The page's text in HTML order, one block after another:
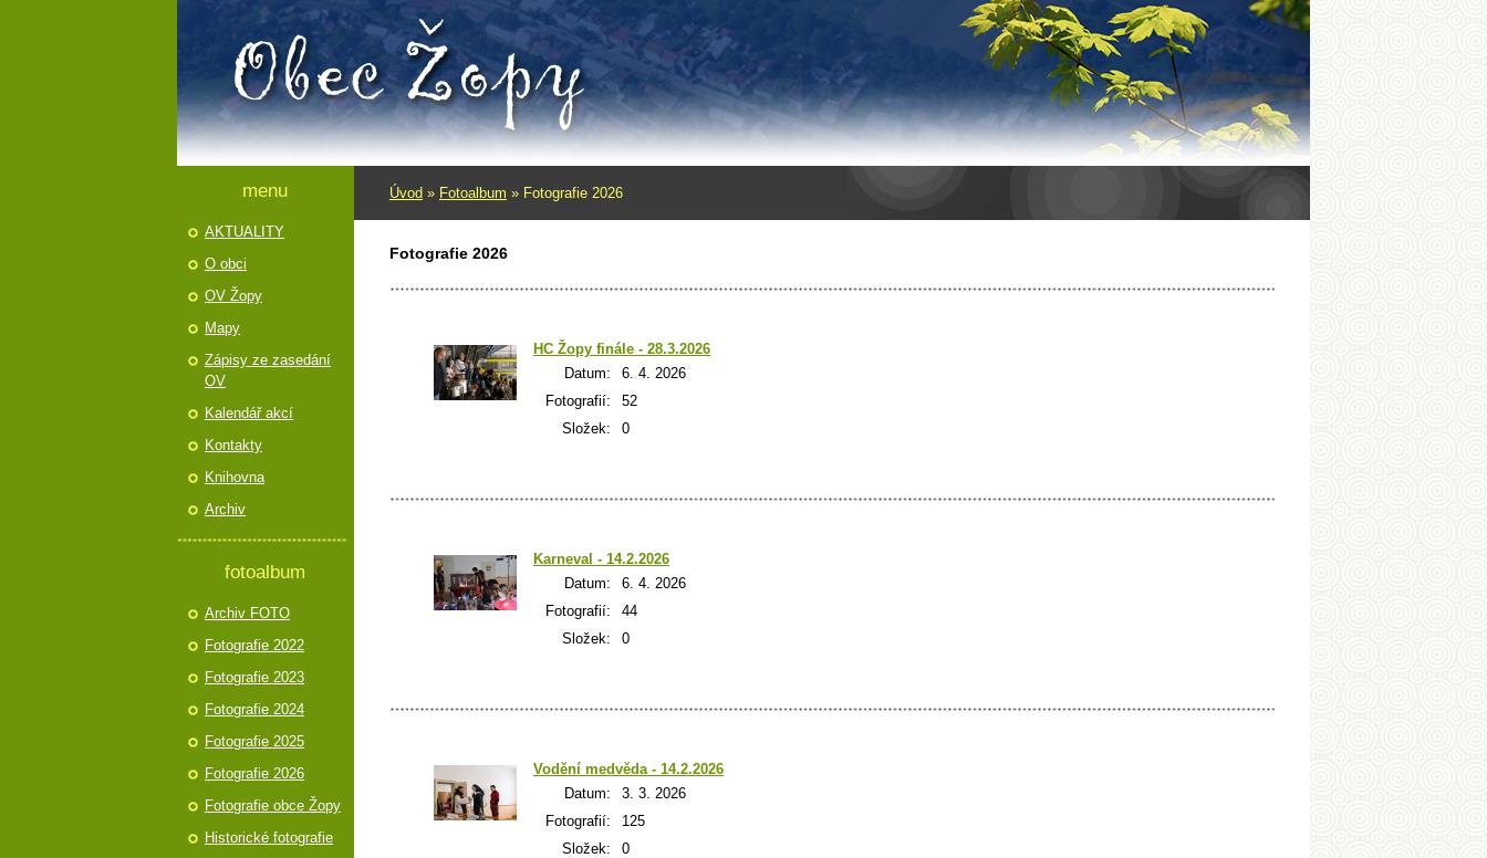
Úvod » Fotoalbum » Fotografie 2026
Fotografie 2026
HC Žopy finále - 28.3.2026
Datum:
6. 4. 2026
Fotografií:
52
Složek:
0
Karneval - 14.2.2026
Datum:
6. 4. 2026
Fotografií:
44
Složek:
0
Vodění medvěda - 14.2.2026
Datum:
3. 3. 2026
Fotografií:
125
Složek:
0
menu
AKTUALITY
O obci
OV Žopy
Mapy
Zápisy ze zasedání
OV
Kalendář akcí
Kontakty
Knihovna
Archiv
fotoalbum
Archiv FOTO
Fotografie 2022
Fotografie 2023
Fotografie 2024
Fotografie 2025
Fotografie 2026
Fotografie obce Žopy
Historické fotografie